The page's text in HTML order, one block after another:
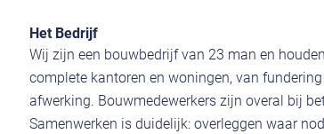
Het Bedrijf
Wij zijn een bouwbedrijf van 23 man en
complete kantoren en woningen, van
afwerking. Bouwmedewerkers zijn overal bij
Samenwerken is duidelijk: overleggen waar